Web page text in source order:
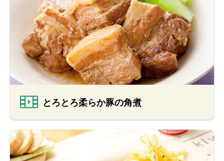
とろとろ柔らか豚の角煮